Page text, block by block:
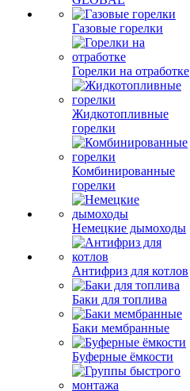
Газовые горелки
Горелки на отработке
Жидкотопливные
горелки
Комбинированные
горелки
Немецкие дымоходы
Антифриз для котлов
Баки для топлива
Баки мембранные
Буферные ёмкости